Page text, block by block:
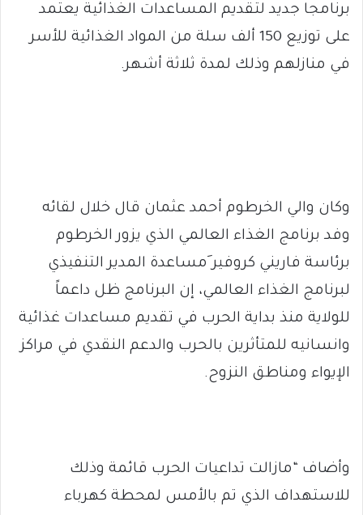
برنامجا جديد لتقديم المساعدات الغذائية يعتمد
على توزيع 150 ألف سلة من المواد الغذائية للأسر
في منازلهم وذلك لمدة ثلاثة أشهر.
وكان والي الخرطوم أحمد عثمان قال خلال لقائه
وفد برنامج الغذاء العالمي الذي يزور الخرطوم
برئاسة فاريني كروفير َمساعدة المدير التنفيذي
لبرنامج الغذاء العالمي، إن البرنامج ظل داعماً
للولاية منذ بداية الحرب في تقديم مساعدات غذائية
وانسانيه للمتأثرين بالحرب والدعم النقدي في مراكز
الإيواء ومناطق النزوح.
وأضاف “مازالت تداعيات الحرب قائمة وذلك
للاستهداف الذي تم بالأمس لمحطة كهرباء